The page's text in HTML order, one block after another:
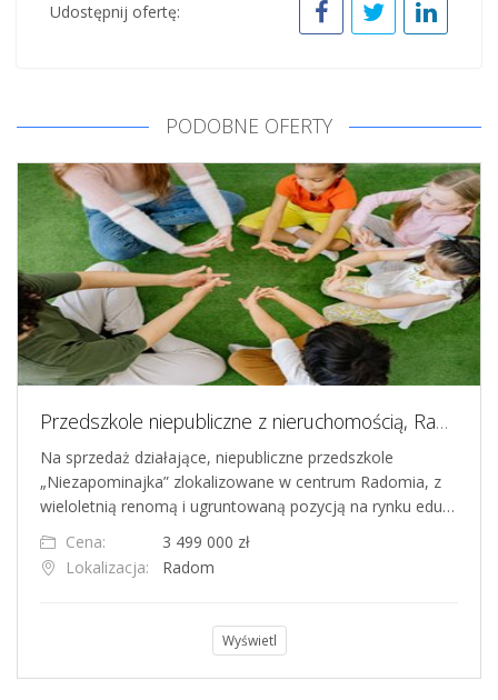
Udostępnij ofertę:
PODOBNE OFERTY
Przedszkole niepubliczne z nieruchomością, Radom
Na sprzedaż działające, niepubliczne przedszkole
„Niezapominajka” zlokalizowane w centrum Radomia, z
wieloletnią renomą i ugruntowaną pozycją na rynku edu…
Cena:
3 499 000 zł
Lokalizacja:
Radom
Wyświetl